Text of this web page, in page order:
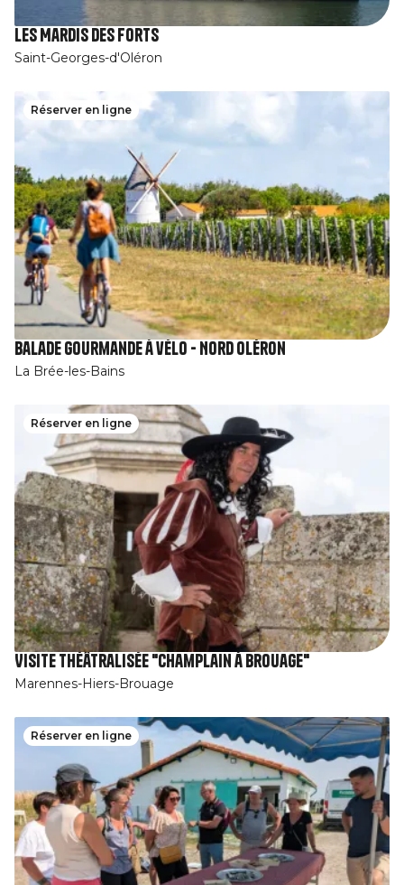
Les Mardis des Forts
Saint-Georges-d'Oléron
Réserver en ligne
Balade gourmande à vélo - Nord Oléron
La Brée-les-Bains
Réserver en ligne
Visite théâtralisée "Champlain à Brouage"
Marennes-Hiers-Brouage
Réserver en ligne